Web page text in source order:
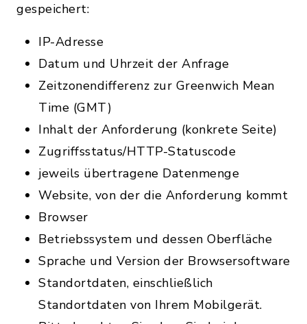
gespeichert:
IP-Adresse
Datum und Uhrzeit der Anfrage
Zeitzonendifferenz zur Greenwich Mean
Time (GMT)
Inhalt der Anforderung (konkrete Seite)
Zugriffsstatus/HTTP-Statuscode
jeweils übertragene Datenmenge
Website, von der die Anforderung kommt
Browser
Betriebssystem und dessen Oberfläche
Sprache und Version der Browsersoftware
Standortdaten, einschließlich
Standortdaten von Ihrem Mobilgerät.